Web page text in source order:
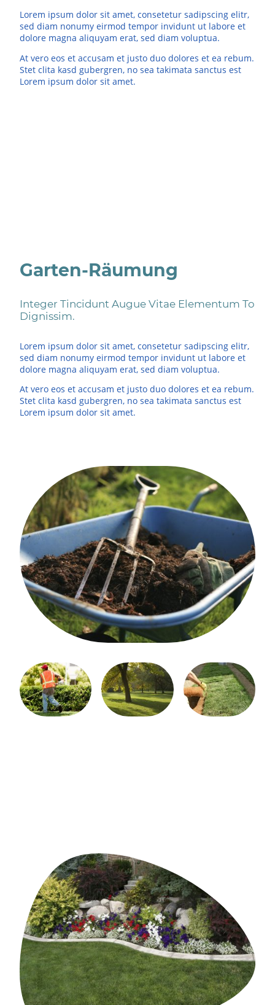
Lorem ipsum dolor sit amet, consetetur sadipscing elitr,
sed diam nonumy eirmod tempor invidunt ut labore et
dolore magna aliquyam erat, sed diam voluptua.
At vero eos et accusam et justo duo dolores et ea rebum.
Stet clita kasd gubergren, no sea takimata sanctus est
Lorem ipsum dolor sit amet.
Garten-Räumung
Integer Tincidunt Augue Vitae Elementum To
Dignissim.
Lorem ipsum dolor sit amet, consetetur sadipscing elitr,
sed diam nonumy eirmod tempor invidunt ut labore et
dolore magna aliquyam erat, sed diam voluptua.
At vero eos et accusam et justo duo dolores et ea rebum.
Stet clita kasd gubergren, no sea takimata sanctus est
Lorem ipsum dolor sit amet.